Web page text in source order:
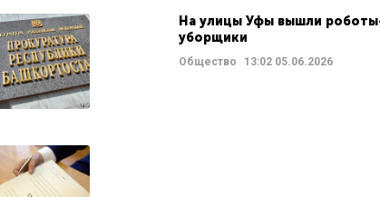
На улицы Уфы вышли
уборщики
Общество 13:0205.06.2026